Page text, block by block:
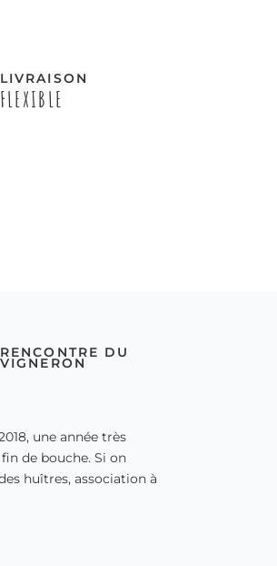
LIVRAISON
FLEXIBLE
RENCONTRE DU
VIGNERON
une année très
de bouche. Si on
huîtres, association à